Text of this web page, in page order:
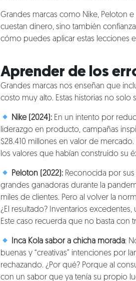
Grandes marcas como Nike, Peloton
cuestan dinero, sino también
cómo puedes aplicar estas lecciones
Aprender de los
Grandes marcas nos enseñan que
costo muy alto. Estas historias no
Nike (2024): En un intento por
liderazgo en producto, campañas
$28.410 millones en valor de
los valores que habían construido su
Peloton (2022): Reconocida por
grandes ganadoras durante la
miles de clientes. Pero al volver la
¿El resultado? Inventarios
Este caso recuerda que no basta con
Inca Kola sabor a chicha morada:
buenas y “creativas” intenciones por
rechazando. ¿Por qué? Porque al
con un sabor que ya tenía su propio